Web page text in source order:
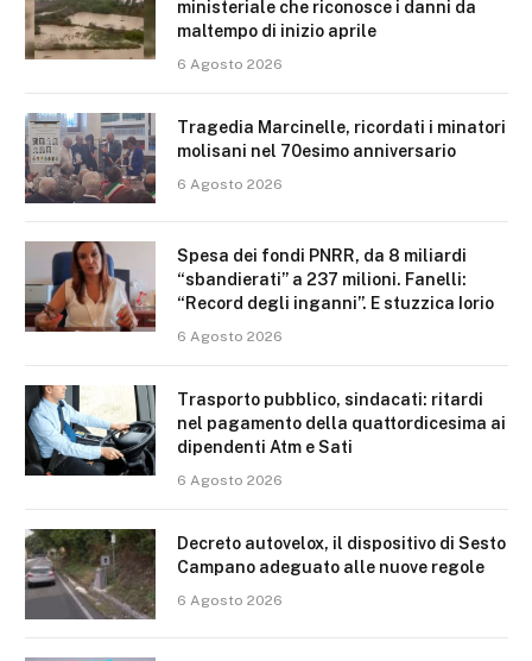
ministeriale che riconosce i danni da
maltempo di inizio aprile
6 Agosto 2026
Tragedia Marcinelle, ricordati i minatori
molisani nel 70esimo anniversario
6 Agosto 2026
Spesa dei fondi PNRR, da 8 miliardi
“sbandierati” a 237 milioni. Fanelli:
“Record degli inganni”. E stuzzica Iorio
6 Agosto 2026
Trasporto pubblico, sindacati: ritardi
nel pagamento della quattordicesima ai
dipendenti Atm e Sati
6 Agosto 2026
Decreto autovelox, il dispositivo di Sesto
Campano adeguato alle nuove regole
6 Agosto 2026